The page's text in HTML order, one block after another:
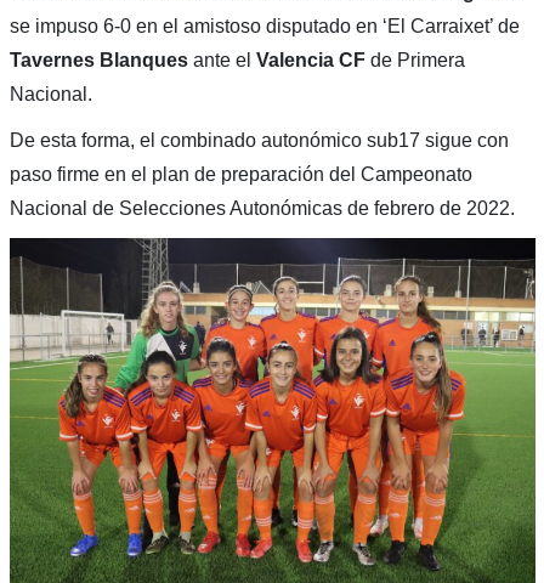
se impuso 6-0 en el amistoso disputado en ‘El Carraixet’ de
Tavernes Blanquesante el Valencia CFde Primera
Nacional.
De esta forma, el combinado autonómico sub17 sigue con
paso firme en el plan de preparación del Campeonato
Nacional de Selecciones Autonómicas de febrero de 2022.